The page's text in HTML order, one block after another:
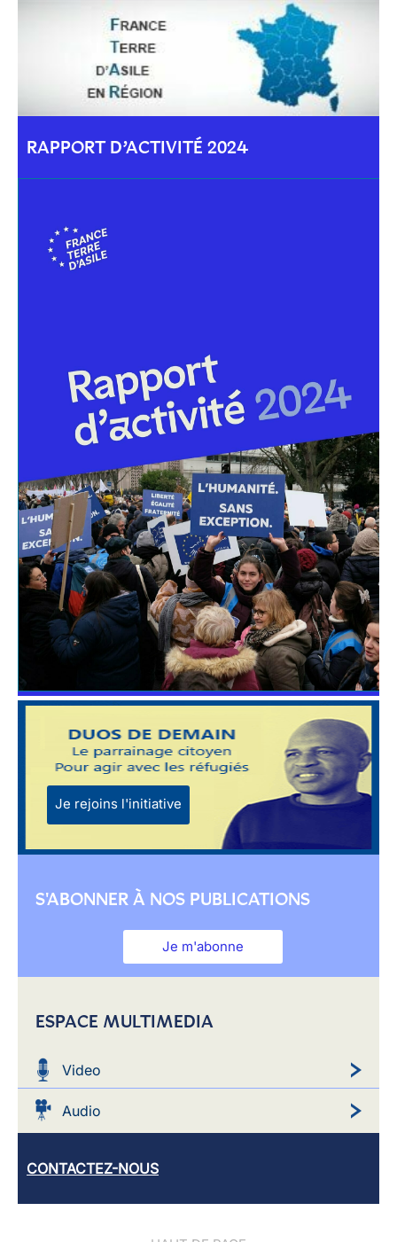
RAPPORT D’ACTIVITÉ 2024
Je rejoins l'initiative
S'ABONNER À NOS PUBLICATIONS
Je m'abonne
ESPACE MULTIMEDIA
Video
Audio
CONTACTEZ-NOUS